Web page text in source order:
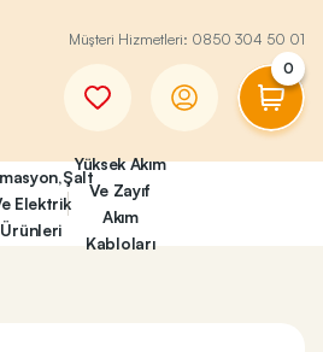
Müşteri Hizmetleri: 0850 304 50 01
0
Elektrik
Ürünleri
Yüksek Akım
Ve Zayıf
Akım
Kabloları